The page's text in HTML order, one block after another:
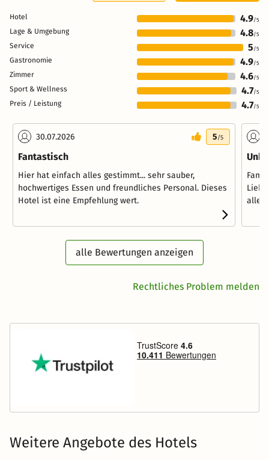
Hotel 4.9/5
Lage & Umgebung 4.8/5
Service 5 /5
Gastronomie 4.9/5
Zimmer 4.6/5
Sport & Wellness 4.7/5
Preis / Leistung 4.7/5
30.07.2026 5/5
Fantastisch
Hier hat einfach alles gestimmt... sehr sauber,
hochwertiges Essen und freundliches Personal. Dieses
Hotel ist eine Empfehlung wert.
alle Bewertungen anzeigen
Rechtliches Problem melden
Weitere Angebote des Hotels